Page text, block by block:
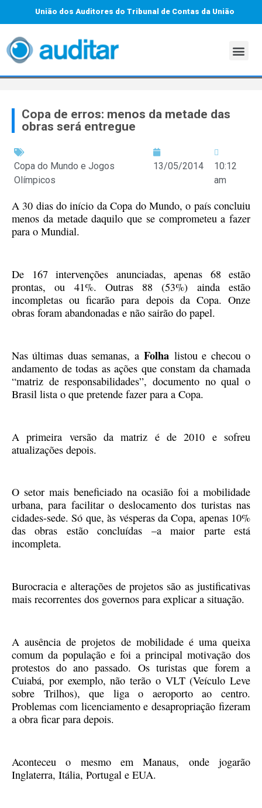
União dos Auditores do Tribunal de Contas da União
Copa de erros: menos da metade das
obras será entregue
Copa do Mundo e Jogos
Olímpicos
13/05/2014
10:12
am
A 30 dias do início da Copa do Mundo, o país concluiu
menos da metade daquilo que se comprometeu a fazer
para o Mundial.
De 167 intervenções anunciadas, apenas 68 estão
prontas, ou 41%. Outras 88 (53%) ainda estão
incompletas ou ficarão para depois da Copa. Onze
obras foram abandonadas e não sairão do papel.
Nas últimas duas semanas, a Folha listou e checou o
andamento de todas as ações que constam da chamada
“matriz de responsabilidades”, documento no qual o
Brasil lista o que pretende fazer para a Copa.
A primeira versão da matriz é de 2010 e sofreu
atualizações depois.
O setor mais beneficiado na ocasião foi a mobilidade
urbana, para facilitar o deslocamento dos turistas nas
cidades-sede. Só que, às vésperas da Copa, apenas 10%
das obras estão concluídas –a maior parte está
incompleta.
Burocracia e alterações de projetos são as justificativas
mais recorrentes dos governos para explicar a situação.
A ausência de projetos de mobilidade é uma queixa
comum da população e foi a principal motivação dos
protestos do ano passado. Os turistas que forem a
Cuiabá, por exemplo, não terão o VLT (Veículo Leve
sobre Trilhos), que liga o aeroporto ao centro.
Problemas com licenciamento e desapropriação fizeram
a obra ficar para depois.
Aconteceu o mesmo em Manaus, onde jogarão
Inglaterra, Itália, Portugal e EUA.